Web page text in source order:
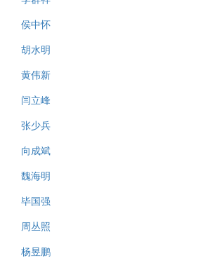
侯中怀
胡水明
黄伟新
闫立峰
张少兵
向成斌
魏海明
毕国强
周丛照
杨昱鹏